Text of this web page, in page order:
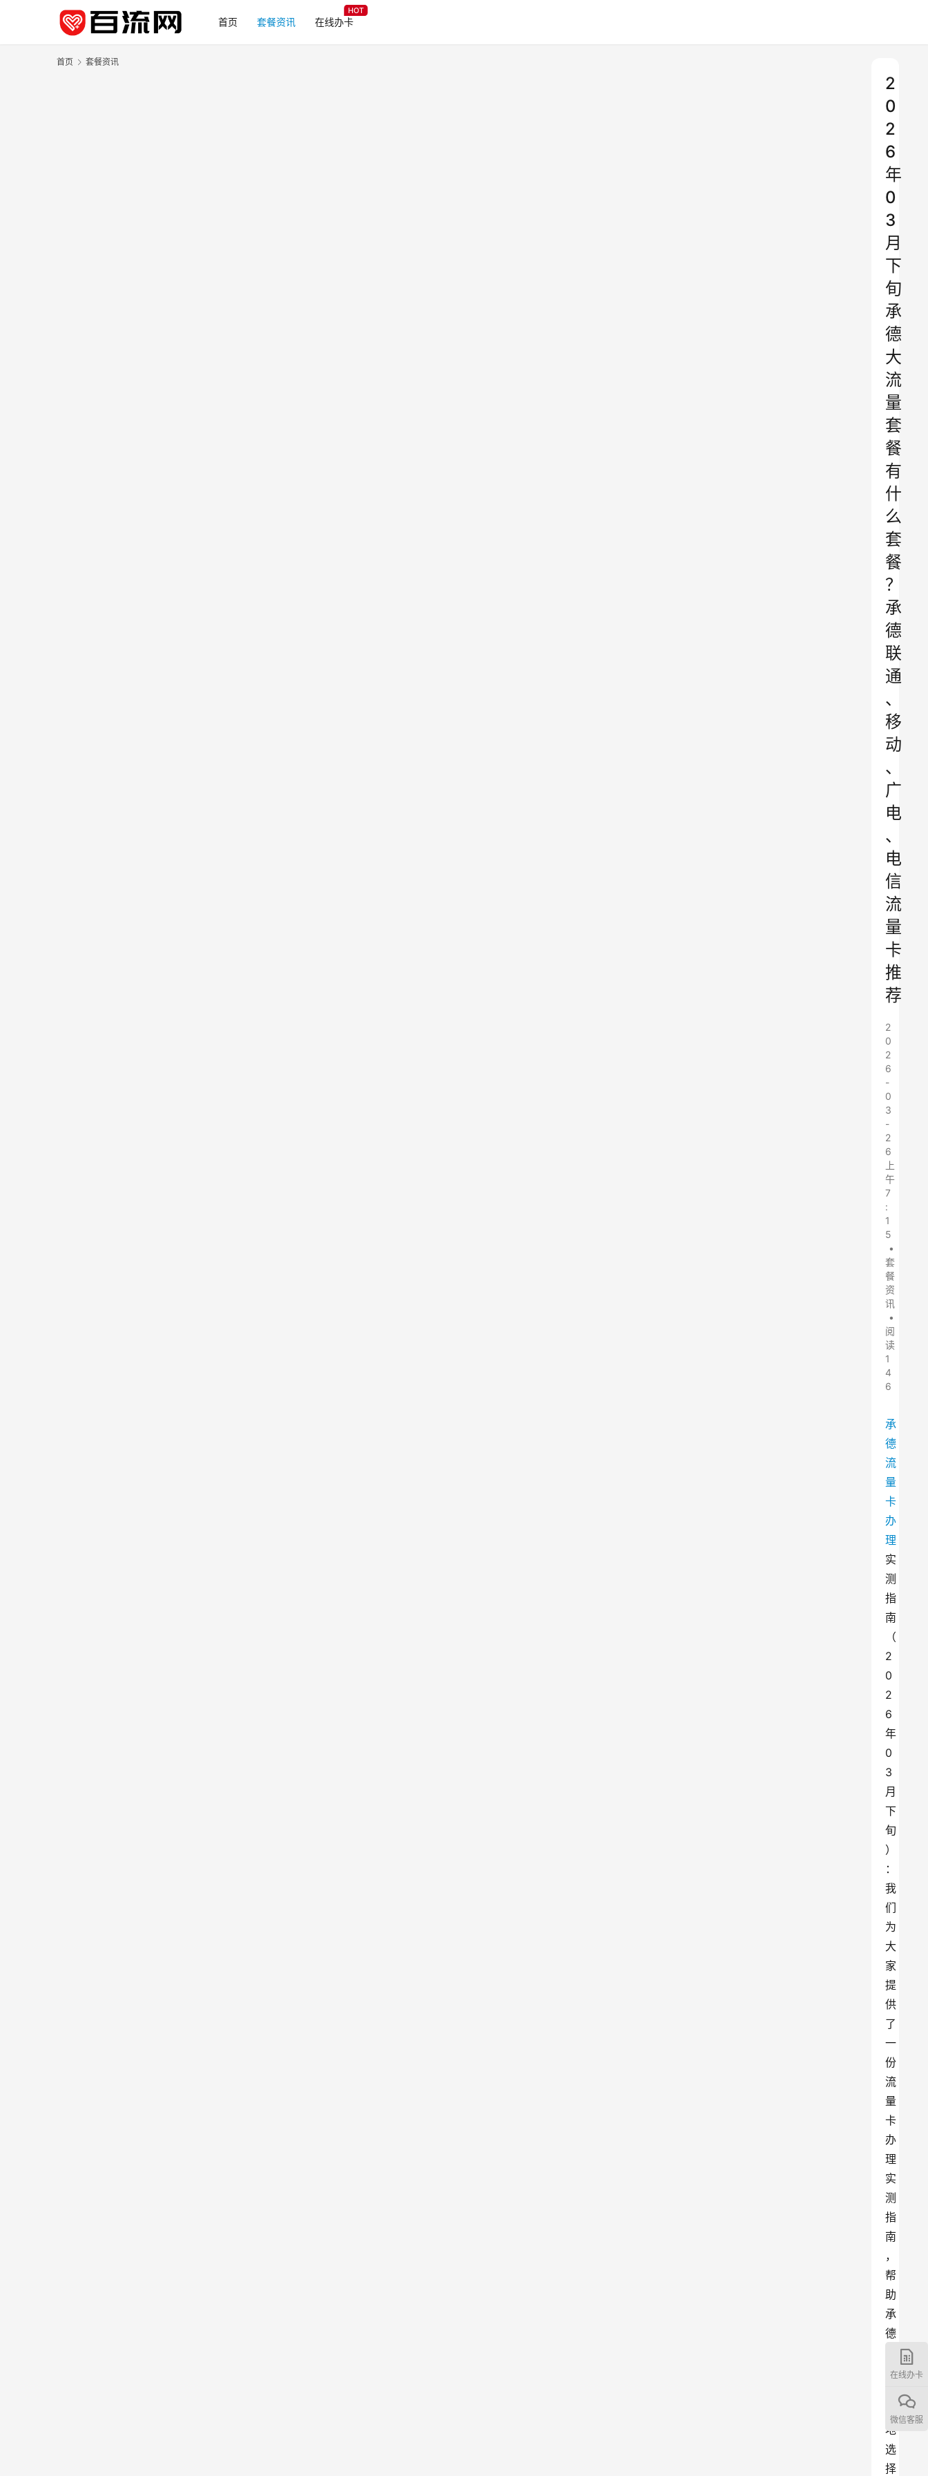
首页 套餐资讯 在线办卡
HOT
首页 套餐资讯
2
0
2
6
年
0
3
月
下
旬
承
德
大
流
量
套
餐
有
什
么
套
餐
？
承
德
联
通
、
移
动
、
广
电
、
电
信
流
量
卡
推
荐
2
0
2
6
-
0
3
-
2
6
上
午
7
:
1
5
•
套
餐
资
讯
•
阅
读
1
4
6
承
德
流
量
卡
办
理
实
测
指
南
（
2
0
2
6
年
0
3
月
下
旬
）
：
我
们
为
大
家
提
供
了
一
份
流
量
卡
办
理
实
测
指
南
，
帮
助
承
德
户
地
选
择
在线办卡
微信客服